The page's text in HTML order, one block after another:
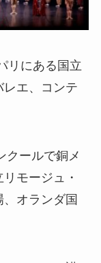
リにある国立
エ、コンテ
クールで銅メ
モージュ・
オランダ国